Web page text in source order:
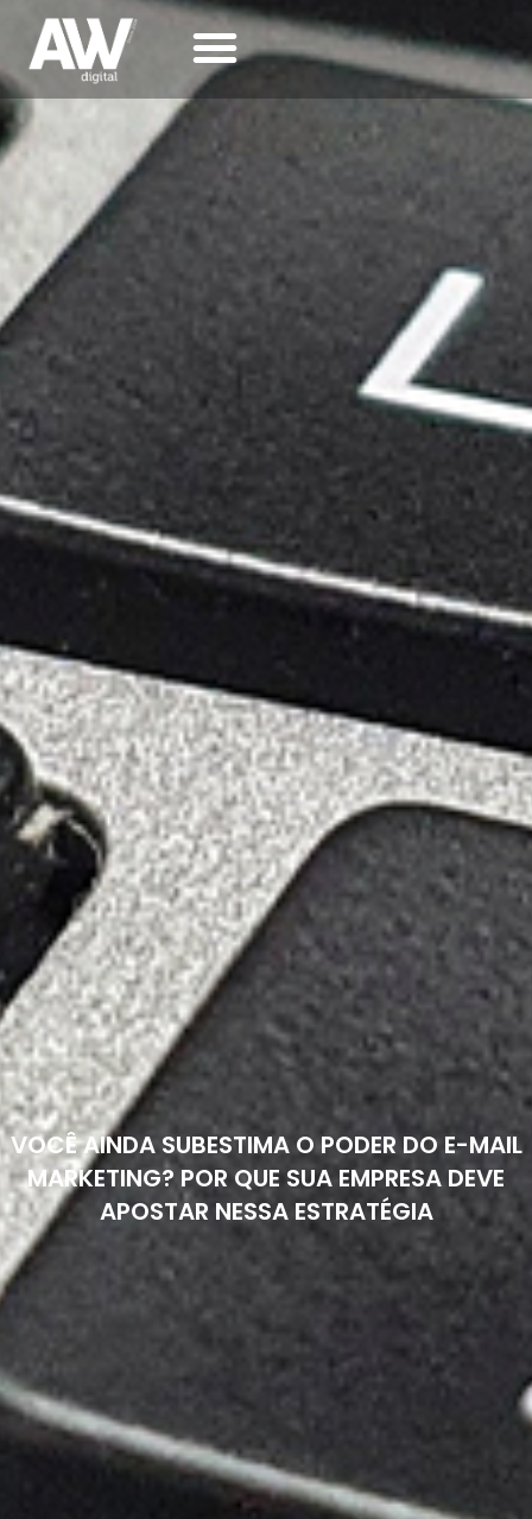
VOCÊ AINDA SUBESTIMA O PODER DO E-MAIL
MARKETING? POR QUE SUA EMPRESA DEVE
APOSTAR NESSA ESTRATÉGIA